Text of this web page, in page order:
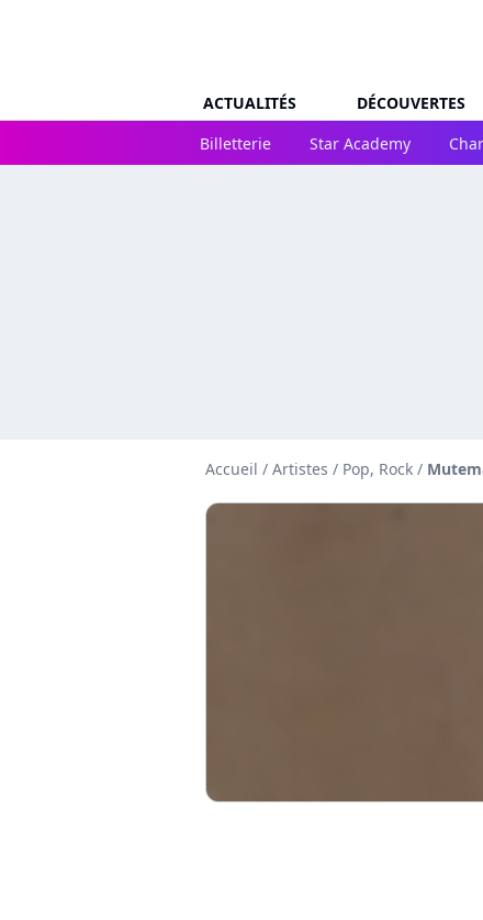
ACTUALITÉS DÉCOUVERTES
Billetterie
Star Academy
Accueil / Artistes / Pop, Rock /